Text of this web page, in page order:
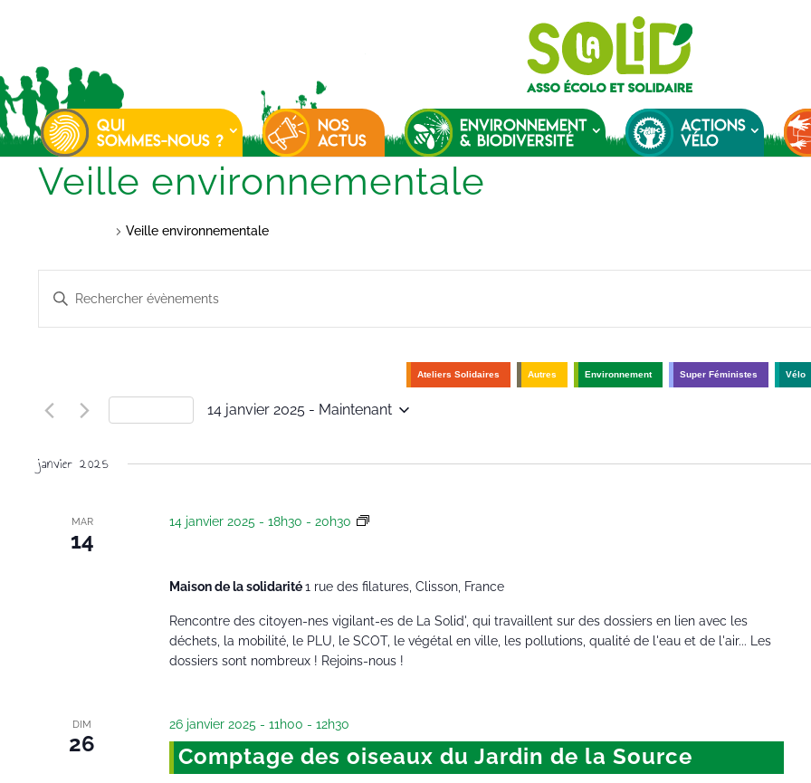
QUI
SOMMES-NOUS ?
NOS
ACTUS
ENVIRONNEMENT
& BIODIVERSITÉ
ACTIONS
VÉLO
Veille environnementale
Veille environnementale
Recherche
et
navigation
vues
Évènements
Saisir
par
clé.
Ateliers Solidaires Autres Environnement Super Féministes Vélo
14 janvier 2025 - Maintenant
janvier 2025
MAR
14
14 janvier 2025 - 18h30 -20h30
Maison de la solidarité1 rue des filatures, Clisson, France
Rencontre des citoyen-nes vigilant-es de La Solid', qui travaillent sur des dossiers en lien avec les
déchets, la mobilité, le PLU, le SCOT, le végétal en ville, les pollutions, qualité de l'eau et de l'air... Les
dossiers sont nombreux ! Rejoins-nous !
DIM
26
26 janvier 2025 - 11h00 -12h30
Comptage des oiseaux du Jardin de la Source